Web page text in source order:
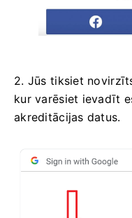
2. Jūs tiksiet
kur varēsiet ievadīt
akreditācijas datus.